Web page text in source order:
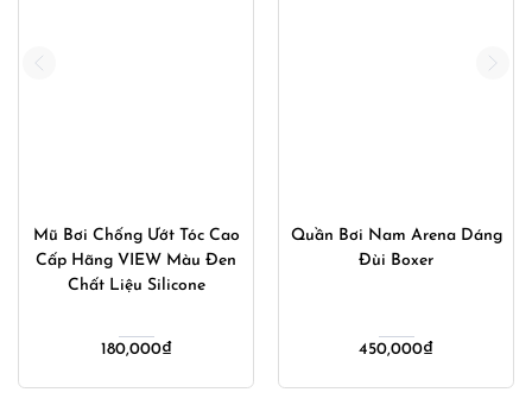
Mũ Bơi Chống Ướt Tóc Cao
Cấp Hãng VIEW Màu Đen
Chất Liệu Silicone
180,000₫
Quần Bơi Nam Arena Dáng
Đùi Boxer
450,000₫